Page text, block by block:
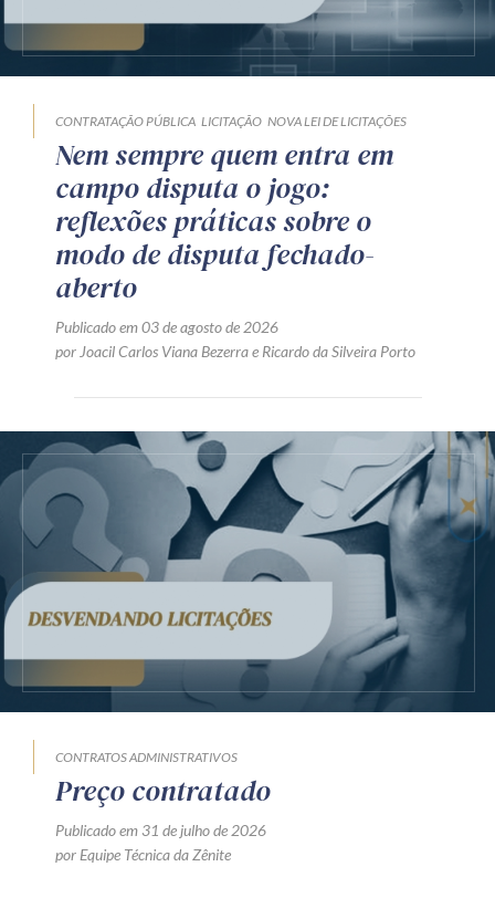
CONTRATAÇÃO PÚBLICA LICITAÇÃO NOVA LEI DE LICITAÇÕES
Nem sempre quem entra em
campo disputa o jogo:
reflexões práticas sobre o
modo de disputa fechado-
aberto
Publicado em 03 de agosto de 2026
por Joacil Carlos Viana Bezerrae Ricardo da Silveira Porto
CONTRATOS ADMINISTRATIVOS
Preço contratado
Publicado em 31 de julho de 2026
por Equipe Técnica da Zênite